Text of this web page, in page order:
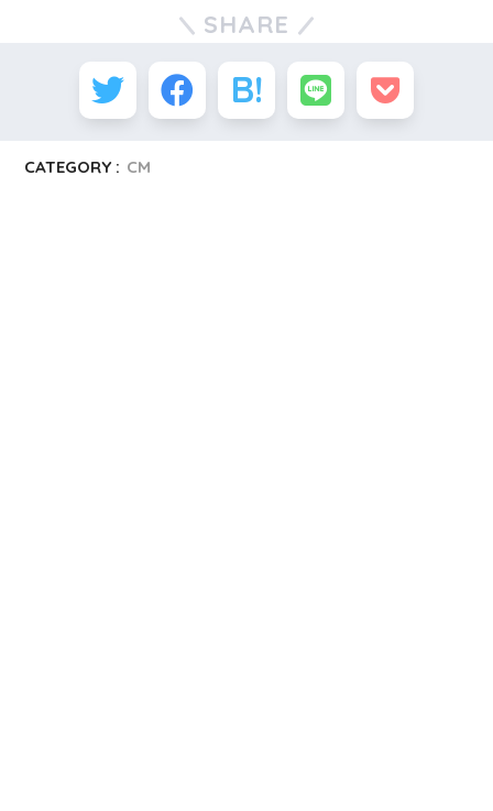
SHARE
CATEGORY : CM